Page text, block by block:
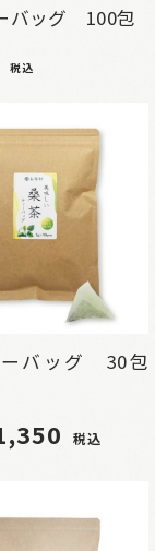
バッグ 100包
税込
ーバッグ 30包
税込